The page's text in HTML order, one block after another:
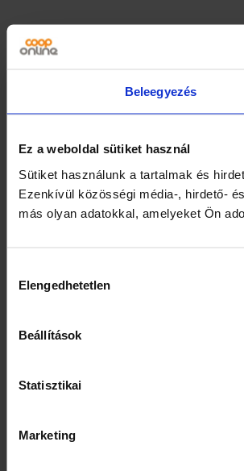
Beleegyezés
Ez a weboldal sütiket használ
Sütiket használunk a tartalmak és
Ezenkívül közösségi média-, hirdető-
más olyan adatokkal, amelyeket Ön
kiválasztása
Elengedhetetlen
Beállítások
Statisztikai
Marketing